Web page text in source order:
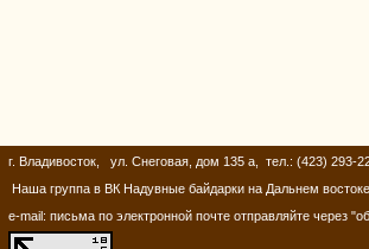
г. Владивосток, ул. Снеговая, дом 135 а, тел.: (423) 293-
Наша группа в ВК Надувные байдарки на Дальнем
e-mail: письма по электронной почте отправляйте через